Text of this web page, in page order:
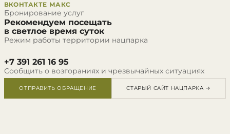
ВКОНТАКТЕ МАКС
Бронирование услуг
Рекомендуем посещать
в светлое время суток
Режим работы территории нацпарка
+7 391 261 16 95
Сообщить о возгораниях и чрезвычайных ситуациях
ОТПРАВИТЬ ОБРАЩЕНИЕ СТАРЫЙ САЙТ НАЦПАРКА →